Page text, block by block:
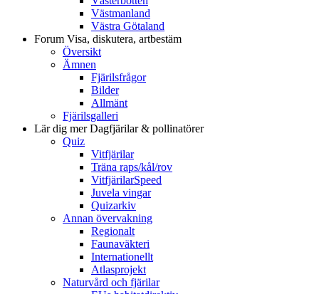
Västmanland
Västra Götaland
Forum Visa, diskutera, artbestäm
Översikt
Ämnen
Fjärilsfrågor
Bilder
Allmänt
Fjärilsgalleri
Lär dig merDagfjärilar & pollinatörer
Quiz
Vitfjärilar
Träna raps/kål/rov
VitfjärilarSpeed
Juvela vingar
Quizarkiv
Annan övervakning
Regionalt
Faunaväkteri
Internationellt
Atlasprojekt
Naturvård och fjärilar